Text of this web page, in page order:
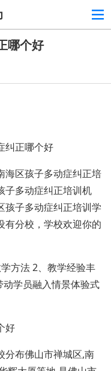
哪个好
纠正哪个好
海区孩子多动症纠正培
子多动症纠正培训机
孩子多动症纠正培训学
有分校，学校欢迎你的
方法 2、教学经验丰
学员融入情景体验式
分布佛山市禅城区,南